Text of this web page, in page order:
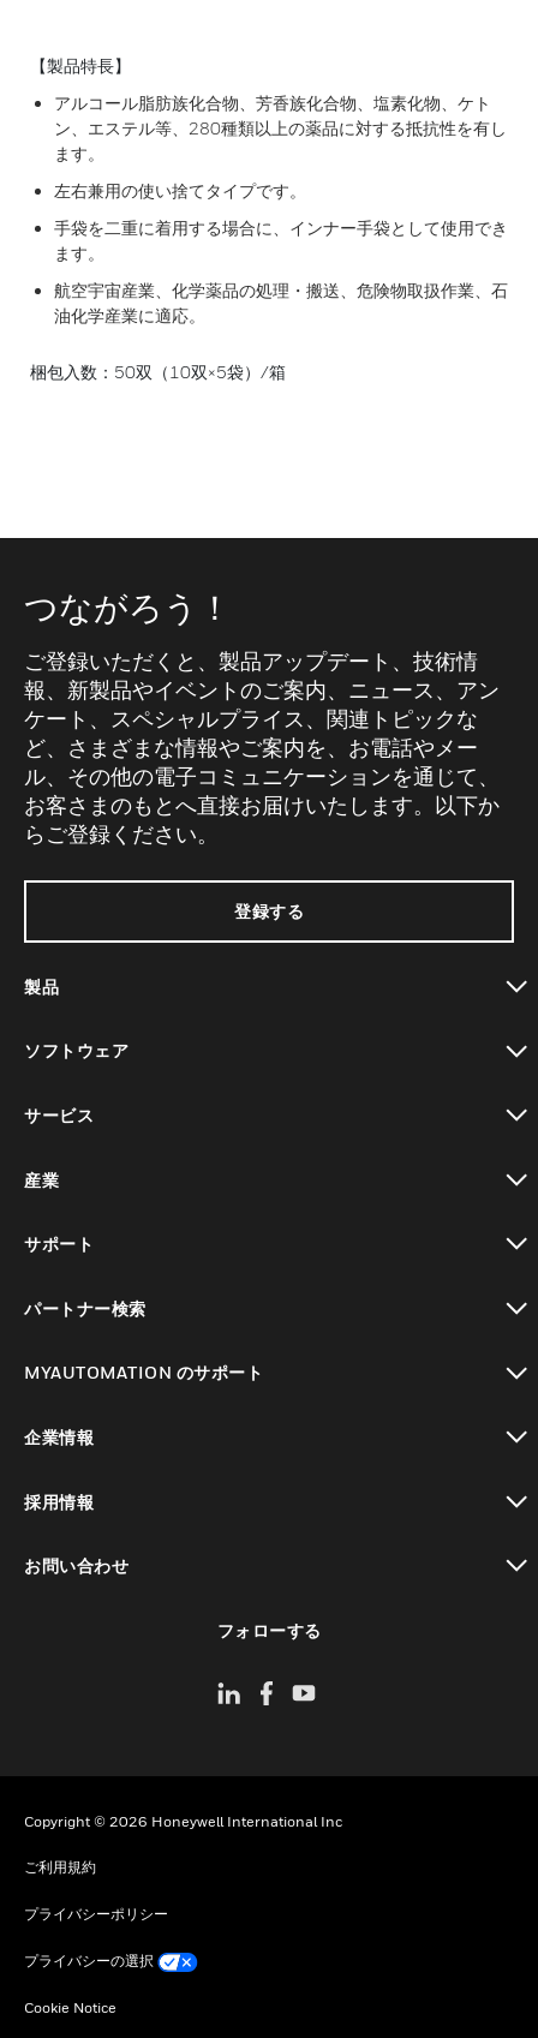
【製品特長】
アルコール脂肪族化合物、芳香族化合物、塩素化物、ケト
ン、エステル等、280種類以上の薬品に対する抵抗性を有し
ます。
左右兼用の使い捨てタイプです。
手袋を二重に着用する場合に、インナー手袋として使用でき
ます。
航空宇宙産業、化学薬品の処理・搬送、危険物取扱作業、石
油化学産業に適応。
梱包入数：50双（10双×5袋）/箱
つながろう！
ご登録いただくと、製品アップデート、技術情
報、新製品やイベントのご案内、ニュース、アン
ケート、スペシャルプライス、関連トピックな
ど、さまざまな情報やご案内を、お電話やメー
ル、その他の電子コミュニケーションを通じて、
お客さまのもとへ直接お届けいたします。以下か
らご登録ください。
登録する
製品
ソフトウェア
サービス
産業
サポート
パートナー検索
MYAUTOMATION のサポート
企業情報
採用情報
お問い合わせ
フォローする
Copyright © 2026 Honeywell International Inc
ご利用規約
プライバシーポリシー
プライバシーの選択
Cookie Notice